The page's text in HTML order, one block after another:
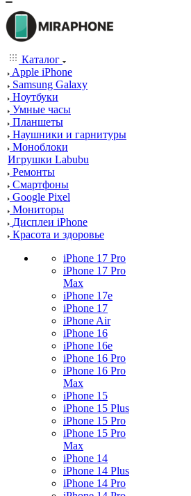
Каталог
Apple iPhone
Samsung Galaxy
Ноутбуки
Умные часы
Планшеты
Наушники и гарнитуры
Моноблоки
Игрушки Labubu
Ремонты
Смартфоны
Google Pixel
Мониторы
Дисплеи iPhone
Красота и здоровье
iPhone 17 Pro
iPhone 17 Pro
Max
iPhone 17e
iPhone 17
iPhone Air
iPhone 16
iPhone 16e
iPhone 16 Pro
iPhone 16 Pro
Max
iPhone 15
iPhone 15 Plus
iPhone 15 Pro
iPhone 15 Pro
Max
iPhone 14
iPhone 14 Plus
iPhone 14 Pro